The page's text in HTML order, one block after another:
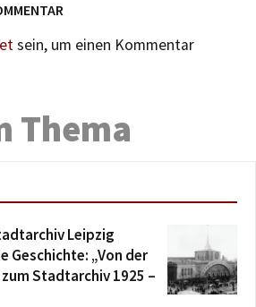
sein, um einen Kommentar
Thema
Leipzig
„Von der
Stadtarchiv 1925 –